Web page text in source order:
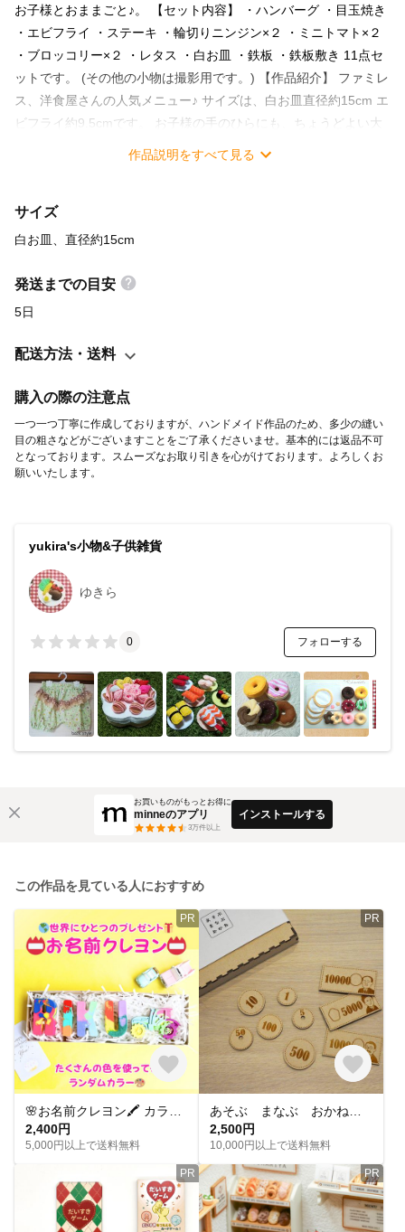
お子様とおままごと♪。 【セット内容】 ・ハンバーグ ・目玉焼き
・エビフライ ・ステーキ ・輪切りニンジン×２ ・ミニトマト×２
・ブロッコリー×２ ・レタス ・白お皿 ・鉄板 ・鉄板敷き 11点セ
ットです。 (その他の小物は撮影用です。) 【作品紹介】 ファミレ
ス、洋食屋さんの人気メニュー♪ サイズは、白お皿直径約15cm エ
ビフライ約9.5cmです。 お子様の手のひらにも、ちょうどよい大
きさかと思います(*^.^*) ボンド不使用で作りました。 ギフト希望
｀〃) 【ご注意いただきたいこと】 ハンドメイド作品なので、 多
少の縫い目の粗さなどがございます。 一つ一つ丁寧に作成してお
しくお願いします。 小さな子供がおりますのが、スムーズなお取
り引きを心がけております。 ペット、喫煙者はおりません。 その
作品説明をすべて見る
サイズ
白お皿、直径約15cm
発送までの目安
5日
配送方法・送料
購入の際の注意点
一つ一つ丁寧に作成しておりますが、ハンドメイド作品のため、多少の縫い
目の粗さなどがございますことをご了承くださいませ。基本的には返品不可
となっております。スムーズなお取り引きを心がけております。よろしくお
願いいたします。
yukira's小物&子供雑貨
ゆきら
0 フォローする
お買いものがもっとお得に
minneのアプリ
3万件以上
インストールする
この作品を見ている人におすすめ
PR
2,400円
5,000円以上で送料無料
PR
2,500円
10,000円以上で送料無料
PR PR